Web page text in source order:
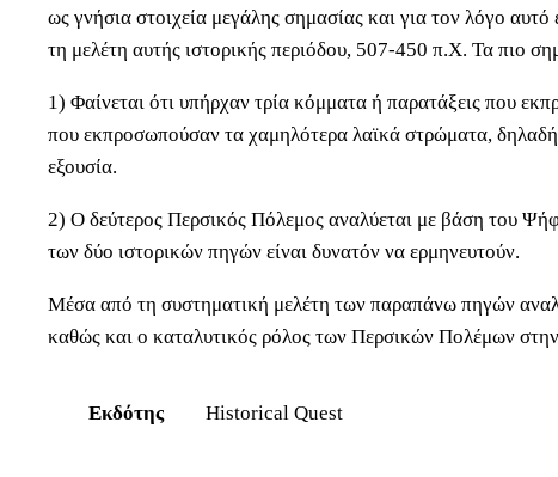
ως γνήσια στοιχεία μεγάλης σημασίας και για τον λόγο
τη μελέτη αυτής ιστορικής περιόδου, 507-450 π.Χ. Τα πιο
1) Φαίνεται ότι υπήρχαν τρία κόμματα ή παρατάξεις που
που εκπροσωπούσαν τα χαμηλότερα λαϊκά στρώματα, δηλαδή
εξουσία.
2) Ο δεύτερος Περσικός Πόλεμος αναλύεται με βάση του
των δύο ιστορικών πηγών είναι δυνατόν να ερμηνευτούν.
Μέσα από τη συστηματική μελέτη των παραπάνω πηγών
καθώς και ο καταλυτικός ρόλος των Περσικών Πολέμων στην
Εκδότης Historical Quest